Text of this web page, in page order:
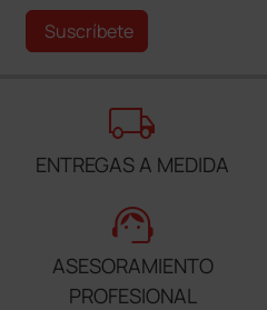
Suscríbete
local_shipping
ENTREGAS A MEDIDA
support_agent
ASESORAMIENTO
PROFESIONAL